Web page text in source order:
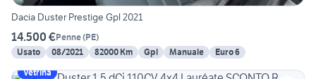
Dacia Duster Prestige Gpl 2021
14.500 €Penne(PE)
Usato
08/2021 82000 Km Gpl Manuale
Euro 6
Vetrina